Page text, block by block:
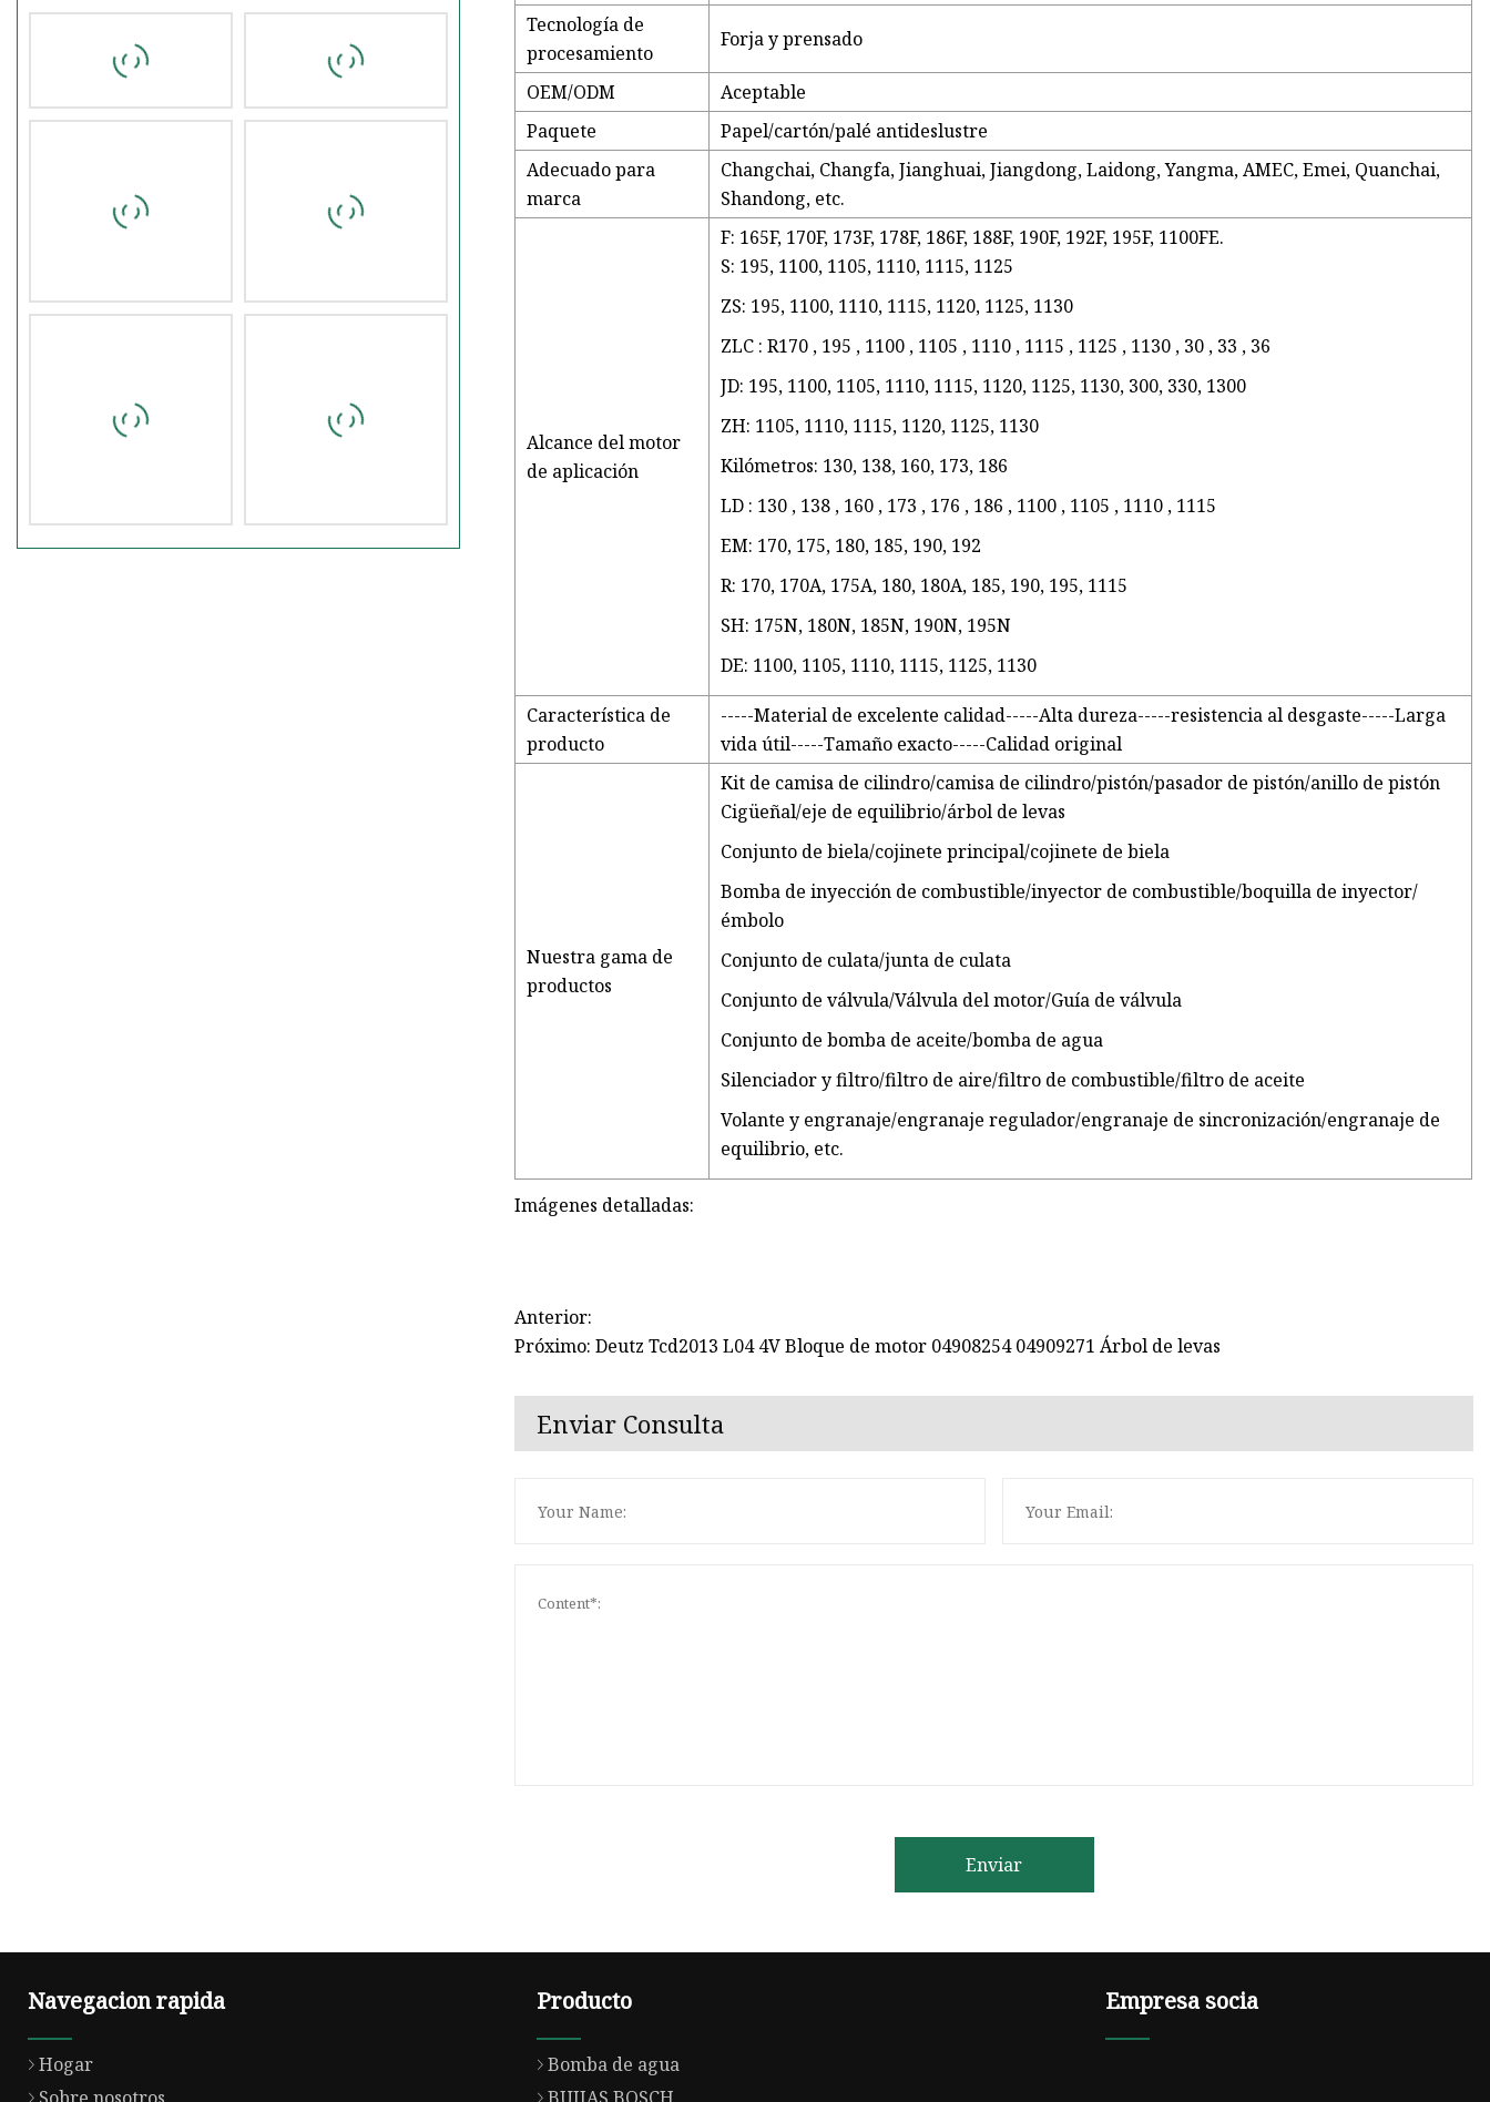
Tecnología de
procesamiento
Forja y prensado
OEM/ODM
Aceptable
Paquete
Papel/cartón/palé antideslustre
Adecuado para
marca
Changchai, Changfa, Jianghuai, Jiangdong, Laidong, Yangma, AMEC, Emei, Quanchai,
Shandong, etc.
Alcance del motor
de aplicación
F: 165F, 170F, 173F, 178F, 186F, 188F, 190F, 192F, 195F, 1100FE.
S: 195, 1100, 1105, 1110, 1115, 1125
ZS: 195, 1100, 1110, 1115, 1120, 1125, 1130
ZLC : R170 , 195 , 1100 , 1105 , 1110 , 1115 , 1125 , 1130 , 30 , 33 , 36
JD: 195, 1100, 1105, 1110, 1115, 1120, 1125, 1130, 300, 330, 1300
ZH: 1105, 1110, 1115, 1120, 1125, 1130
Kilómetros: 130, 138, 160, 173, 186
LD : 130 , 138 , 160 , 173 , 176 , 186 , 1100 , 1105 , 1110 , 1115
EM: 170, 175, 180, 185, 190, 192
R: 170, 170A, 175A, 180, 180A, 185, 190, 195, 1115
SH: 175N, 180N, 185N, 190N, 195N
DE: 1100, 1105, 1110, 1115, 1125, 1130
Característica de
producto
-----Material de excelente calidad-----Alta dureza-----resistencia al desgaste-----Larga
vida útil-----Tamaño exacto-----Calidad original
Nuestra gama de
productos
Kit de camisa de cilindro/camisa de cilindro/pistón/pasador de pistón/anillo de pistón
Cigüeñal/eje de equilibrio/árbol de levas
Conjunto de biela/cojinete principal/cojinete de biela
Bomba de inyección de combustible/inyector de combustible/boquilla de inyector/
émbolo
Conjunto de culata/junta de culata
Conjunto de válvula/Válvula del motor/Guía de válvula
Conjunto de bomba de aceite/bomba de agua
Silenciador y filtro/filtro de aire/filtro de combustible/filtro de aceite
Volante y engranaje/engranaje regulador/engranaje de sincronización/engranaje de
equilibrio, etc.
Imágenes detalladas:
Anterior:
Próximo: Deutz Tcd2013 L04 4V Bloque de motor 04908254 04909271 Árbol de levas
Enviar Consulta
Enviar
Navegacion rapida
Hogar
Producto
Bomba de agua
Empresa socia